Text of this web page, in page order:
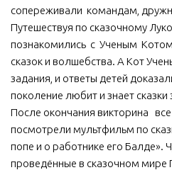
МБУ Дом культуры «Октябрь»
МБОУ ДО «Детская школа
МБОУ ДО «Детская
МБУК «Искитимский
музей»
МБУ Парк культуры и отдыха
ДК «Россия»
сопереживали командам,
Путешествуя по сказочному
познакомились с Ученым
сказок и волшебства. А Кот
задания, и ответы детей
поколение любит и знает сказки
После окончания викторина
посмотрели мультфильм по
попе и о работнике его Балде».
проведённые в сказочном мире